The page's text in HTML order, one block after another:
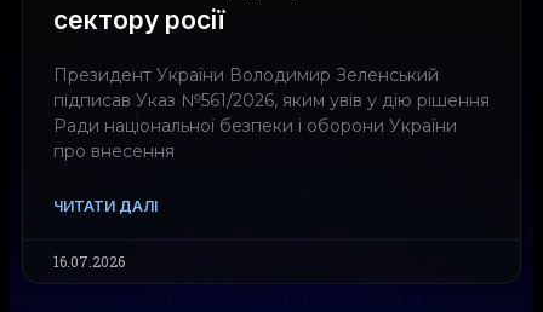
сектору росії
Президент України Володимир Зеленський
підписав Указ №561/2026, яким увів у дію рішення
Ради національної безпеки і оборони України
про внесення
ЧИТАТИ ДАЛІ
16.07.2026